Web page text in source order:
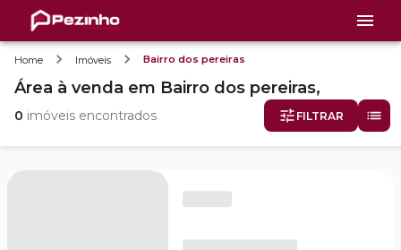
Home Imóveis Bairro dos pereiras
Área à venda em Bairro dos pereiras,
0 imóveis encontrados FILTRAR